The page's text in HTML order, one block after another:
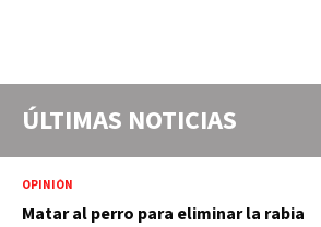
ÚLTIMAS NOTICIAS
OPINIÓN
Matar al perro para eliminar la rabia